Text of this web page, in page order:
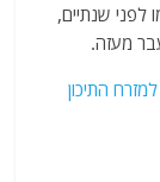
לפני שנתיים,
מעזה.
התיכון